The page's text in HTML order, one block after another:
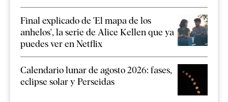
Final explicado de 'El mapa de los
anhelos', la serie de Alice Kellen que ya
puedes ver en Netflix
Calendario lunar de agosto 2026: fases,
eclipse solar y Perseidas